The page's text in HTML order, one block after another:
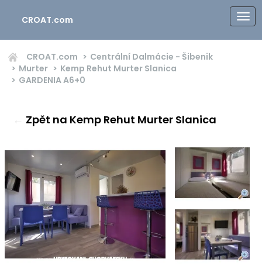
CROAT.com
CROAT.com
Centrální Dalmácie - Šibenik
Murter
Kemp Rehut Murter Slanica
GARDENIAA6+0
← Zpět na Kemp Rehut Murter Slanica